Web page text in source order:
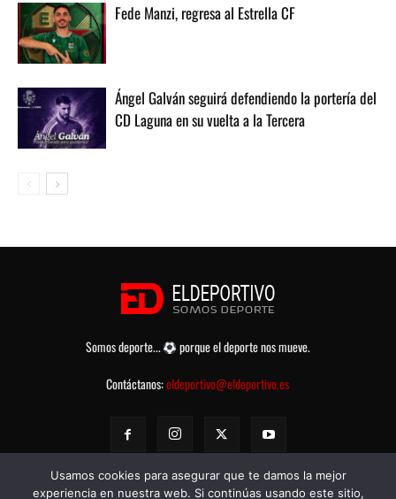
Fede Manzi, regresa al Estrella CF
Ángel Galván seguirá defendiendo la portería del
CD Laguna en su vuelta a la Tercera
Somos deporte...
porque el deporte nos mueve.
Contáctanos:eldeportivo@eldeportivo.es
Usamos cookies para asegurar que te damos la mejor
experiencia en nuestra web. Si continúas usando este sitio,